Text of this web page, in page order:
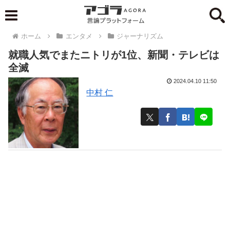
ホーム エンタメ ジャーナリズム
就職人気でまたニトリが1位、新聞・テレビは
全滅
中村 仁
2024.04.10 11:50